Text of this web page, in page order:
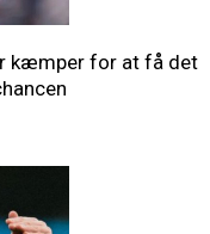
kæmper for at få det